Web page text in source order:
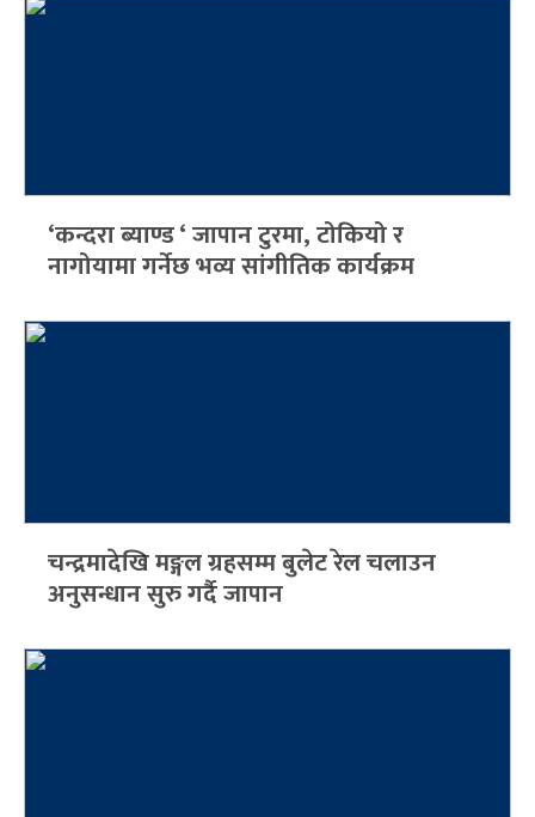
‘कन्दरा ब्याण्ड ‘ जापान टुरमा, टोकियो र
नागोयामा गर्नेछ भव्य सांगीतिक कार्यक्रम
चन्द्रमादेखि मङ्गल ग्रहसम्म बुलेट रेल चलाउन
अनुसन्धान सुरु गर्दै जापान